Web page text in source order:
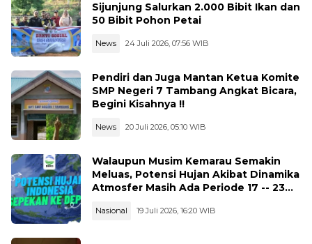
Sijunjung Salurkan 2.000 Bibit Ikan dan
50 Bibit Pohon Petai
News 24 Juli 2026, 07:56 WIB
Pendiri dan Juga Mantan Ketua Komite
SMP Negeri 7 Tambang Angkat Bicara,
Begini Kisahnya !!
News 20 Juli 2026, 05:10 WIB
Walaupun Musim Kemarau Semakin
Meluas, Potensi Hujan Akibat Dinamika
Atmosfer Masih Ada Periode 17 -- 23
Nasional 19 Juli 2026, 16:20 WIB